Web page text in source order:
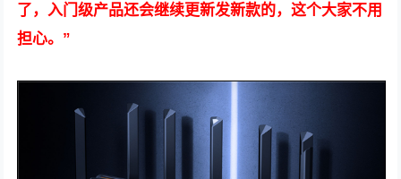
了，入门级产品还会继续更新发新款的，这个大家不用
担心。 ”